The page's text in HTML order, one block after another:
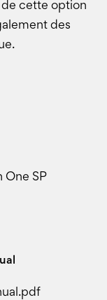
de cette option
des
One SP